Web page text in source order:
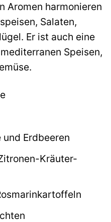
Aromen harmonieren
Salaten,
Er ist auch eine
Speisen,
Erdbeeren
Kräuter-